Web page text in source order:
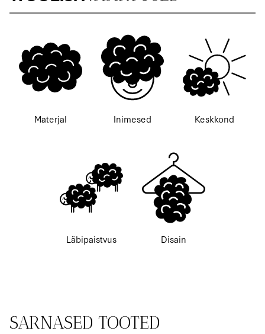
Materjal Inimesed Keskkond
Läbipaistvus Disain
SARNASED TOOTED